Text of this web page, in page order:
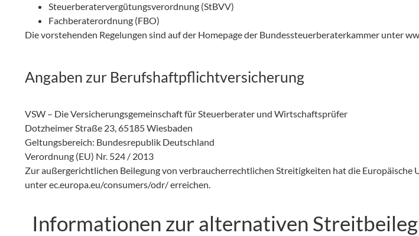
Steuerberatervergütungsverordnung (StBVV)
Fachberaterordnung (FBO)
Die vorstehenden Regelungen sind auf der Homepage der Bundessteuerberaterkammer unter
Angaben zur Berufshaftpflichtversicherung
VSW – Die Versicherungsgemeinschaft für Steuerberater und Wirtschaftsprüfer
Dotzheimer Straße 23, 65185 Wiesbaden
Geltungsbereich: Bundesrepublik Deutschland
Verordnung (EU) Nr. 524 / 2013
Zur außergerichtlichen Beilegung von verbraucherrechtlichen Streitigkeiten hat die
unterec.europa.eu/consumers/odr/erreichen.
Informationen zur alternativen